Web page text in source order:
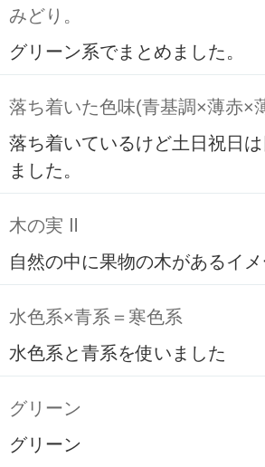
みどり。
グリーン系でまとめました。
落ち着いた色味(青基調×薄赤×
落ち着いているけど土日祝日
ました。
木の実 Ⅱ
自然の中に果物の木があるイ
水色系×青系＝寒色系
水色系と青系を使いました
グリーン
グリーン